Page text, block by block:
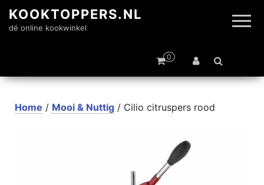
KOOKTOPPERS.NL
dé online kookwinkel
0
Home / Mooi & Nuttig / Cilio citruspers rood